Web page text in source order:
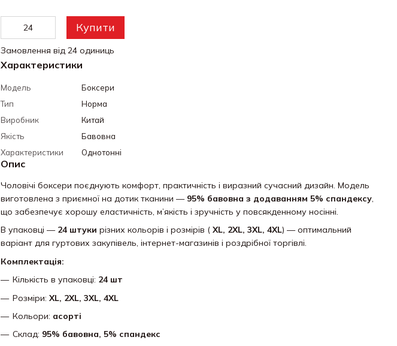
Купити
Замовлення від 24 одиниць
Характеристики
Модель
Боксери
Тип
Норма
Виробник
Китай
Якість
Бавовна
Характеристики
Однотонні
Опис
Чоловічі боксери поєднують комфорт, практичність і виразний сучасний дизайн. Модель
виготовлена з приємної на дотик тканини — 95% бавовна з додаванням 5% спандексу,
що забезпечує хорошу еластичність, м’якість і зручність у повсякденному носінні.
В упаковці — 24 штуки різних кольорів і розмірів ( XL, 2XL, 3XL, 4XL) — оптимальний
варіант для гуртових закупівель, інтернет-магазинів і роздрібної торгівлі.
Комплектація:
Кількість в упаковці: 24 шт
Розміри: XL, 2XL, 3XL, 4XL
Кольори: асорті
Склад: 95% бавовна, 5% спандекс